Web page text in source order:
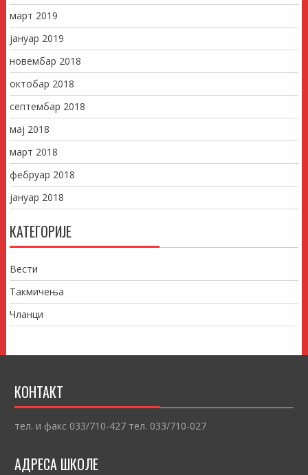
март 2019
јануар 2019
новембар 2018
октобар 2018
септембар 2018
мај 2018
март 2018
фебруар 2018
јануар 2018
КАТЕГОРИЈЕ
Вести
Такмичења
Чланци
КОНТАКТ
тел. и факс 033/710-427 тел. 033/710-027
АДРЕСА ШКОЛЕ